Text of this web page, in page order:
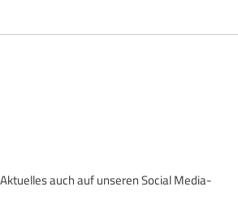
auch auf unseren Social Media-